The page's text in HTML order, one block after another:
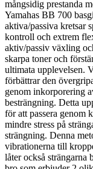
mångsidig prestanda
Yamahas BB 700
aktiva/passiva kretsar
kontroll och extrem
aktiv/passiv växling
skarpa toner och
ultimata upplevelsen.
förbättrar den
genom inkorporering
besträngning. Detta
för att passera genom
mindre stress på
strängning. Denna
vibrationerna till
låter också strängarna